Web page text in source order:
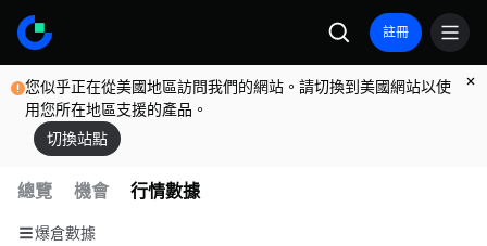
註冊
您似乎正在從美國地區訪問我們的網站。請切換到美國網站以使
用您所在地區支援的產品。
切換站點
總覽 機會 行情數據
爆倉數據